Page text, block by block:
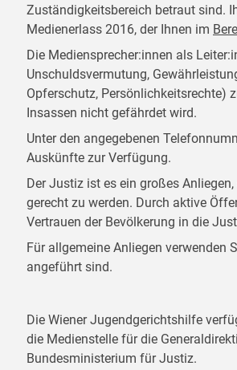
Zuständigkeitsbereich betraut sind.
Medienerlass 2016, der Ihnen im
Die Mediensprecher:innen als
Unschuldsvermutung,
Opferschutz, Persönlichkeitsrechte)
Insassen nicht gefährdet wird.
Unter den angegebenen
Auskünfte zur Verfügung.
Der Justiz ist es ein großes
gerecht zu werden. Durch aktive
Vertrauen der Bevölkerung in die
Für allgemeine Anliegen verwenden
angeführt sind.
Die Wiener Jugendgerichtshilfe
die Medienstelle für die
Bundesministerium für Justiz.